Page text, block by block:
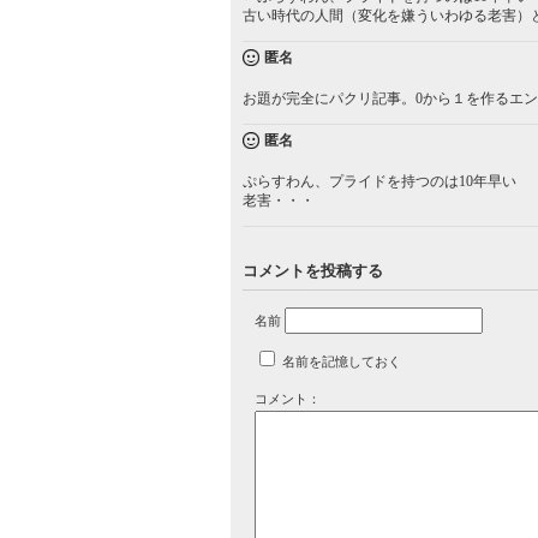
古い時代の人間（変化を嫌ういわゆる老害）
匿名
お題が完全にパクリ記事。0から１を作るエ
匿名
ぷらすわん、プライドを持つのは10年早い
老害・・・
コメントを投稿する
名前
名前を記憶しておく
コメント：